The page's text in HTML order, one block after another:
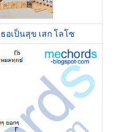
อเป็นสุข เสก โลโซ